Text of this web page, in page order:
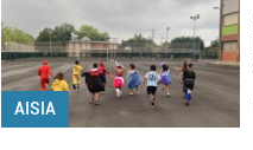
AISIA